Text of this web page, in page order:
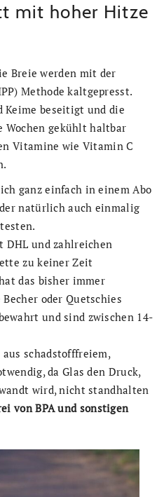
mit hoher Hitze
Breie werden mit der
Methode kaltgepresst.
Keime beseitigt und die
Wochen gekühlt haltbar
Vitamine wie Vitamin C
ganz einfach in einem Abo
natürlich auch einmalig
DHL und zahlreichen
zu keiner Zeit
das bisher immer
oder Quetschies
und sind zwischen 14-
schadstofffreiem,
da Glas den Druck,
wird, nicht standhalten
von BPA und sonstigen